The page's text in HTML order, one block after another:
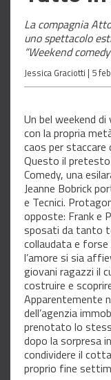
La compagnia
uno spettacolo
“Weekend
Jessica Graciotti | 5
Un bel weekend di
con la propria
caos per
Questo il
Comedy, una
Jeanne Bobrick
e Tecnici.
opposte: Frank e
sposati da tanto
collaudata e forse
l’amore si sia
giovani ragazzi il
costruire e
Apparentemente
dell’agenzia
prenotato lo
dopo la sorpresa
condividere il
proprio fine